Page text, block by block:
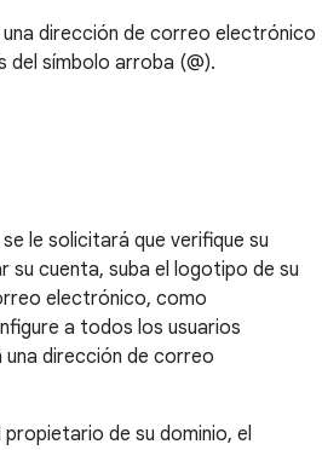
dirección de correo electrónico
del símbolo arroba (@).
le solicitará que verifique su
su cuenta, suba el logotipo de su
electrónico, como
a todos los usuarios
una dirección de correo
de su dominio, el